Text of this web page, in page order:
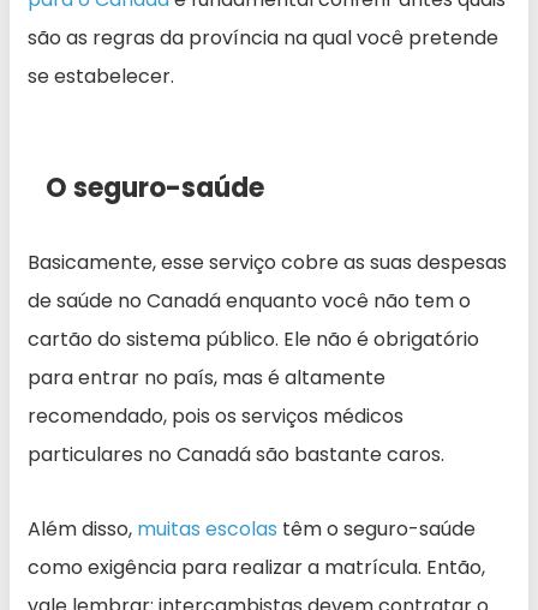
são as regras da província na qual você pretende
se estabelecer.
O seguro-saúde
Basicamente, esse serviço cobre as suas despesas
de saúde no Canadá enquanto você não tem o
cartão do sistema público. Ele não é obrigatório
para entrar no país, mas é altamente
recomendado, pois os serviços médicos
particulares no Canadá são bastante caros.
Além disso, muitas escolas têm o seguro-saúde
como exigência para realizar a matrícula. Então,